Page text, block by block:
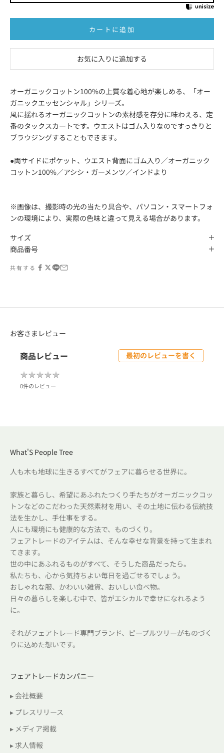
カートに追加
お気に入りに追加する
オーガニックコットン100%の上質な着心地が楽しめる、「オー
ガニックエッセンシャル」シリーズ。
風に揺れるオーガニックコットンの素材感を存分に味わえる、定
番のタックスカートです。ウエストはゴム入りなのですっきりと
ブラウジングすることもできます。
●両サイドにポケット、ウエスト背面にゴム入り／オーガニック
コットン100%／アシシ・ガーメンツ／インドより
※画像は、撮影時の光の当たり具合や、パソコン・スマートフォ
ンの環境により、実際の色味と違って見える場合があります。
サイズ
商品番号
共有する
お客さまレビュー
商品レビュー 最初のレビューを書く
★★★★★
★★★★★
0件のレビュー
What'S People Tree
人も木も地球に生きるすべてがフェアに暮らせる世界に。
家族と暮らし、希望にあふれたつくり手たちがオーガニックコッ
トンなどのこだわった天然素材を用い、その土地に伝わる伝統技
法を生かし、手仕事をする。
人にも環境にも健康的な方法で、ものづくり。
フェアトレードのアイテムは、そんな幸せな背景を持って生まれ
てきます。
世の中にあふれるものがすべて、そうした商品だったら。
私たちも、心から気持ちよい毎日を過ごせるでしょう。
おしゃれな服、かわいい雑貨、おいしい食べ物。
日々の暮らしを楽しむ中で、皆がエシカルで幸せになれるよう
に。
それがフェアトレード専門ブランド、ピープルツリーがものづく
りに込めた想いです。
フェアトレードカンパニー
▸ 会社概要
▸ プレスリリース
▸ メディア掲載
▸ 求人情報